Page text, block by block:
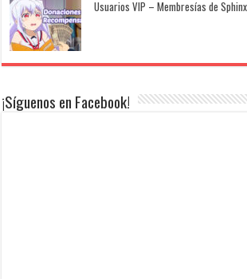
Usuarios VIP – Membresías de
¡Síguenos en Facebook!